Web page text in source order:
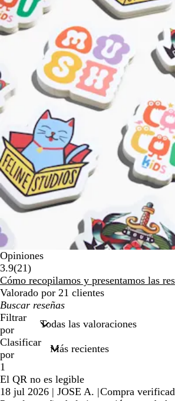
Opiniones
3.9(2121
reseñas
)
Cómo recopilamos y presentamos las
Valorado por 21 clientes
Mis
búsquedas
Filtrar
por
Clasificar
por
1
El QR no es legible
18 jul 2026 | JOSE A. |Compra